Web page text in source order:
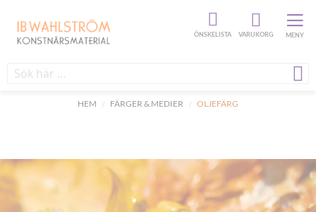
MENY
ÖNSKELISTA VARUKORG
HEM FÄRGER & MEDIER OLJEFÄRG